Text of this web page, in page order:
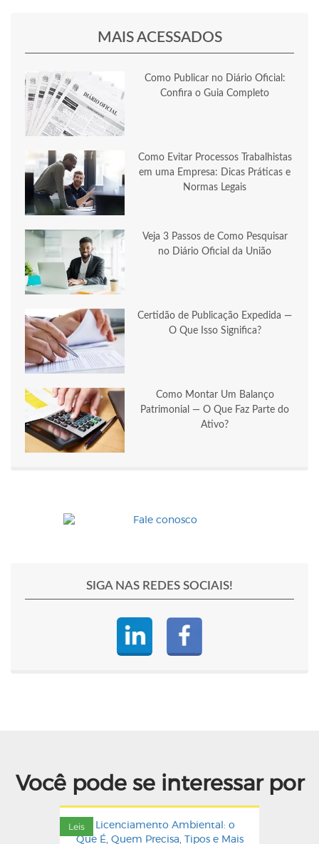
MAIS ACESSADOS
Como Publicar no Diário Oficial:
Confira o Guia Completo
Como Evitar Processos Trabalhistas
em uma Empresa: Dicas Práticas e
Normas Legais
Veja 3 Passos de Como Pesquisar
no Diário Oficial da União
Certidão de Publicação Expedida —
O Que Isso Significa?
Como Montar Um Balanço
Patrimonial — O Que Faz Parte do
Ativo?
SIGA NAS REDES SOCIAIS!
Você pode se interessar por
Leis